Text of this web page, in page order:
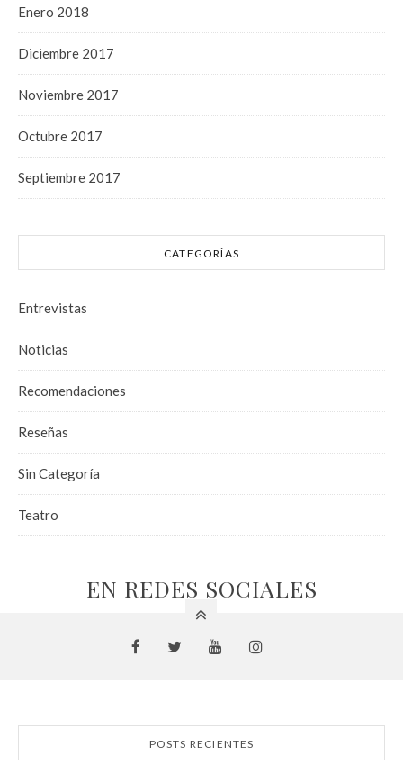
Enero 2018
Diciembre 2017
Noviembre 2017
Octubre 2017
Septiembre 2017
CATEGORÍAS
Entrevistas
Noticias
Recomendaciones
Reseñas
Sin Categoría
Teatro
EN REDES SOCIALES
POSTS RECIENTES